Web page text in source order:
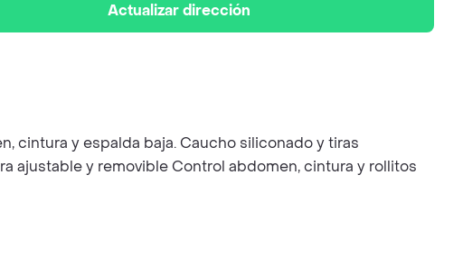
Actualizar dirección
cintura y espalda baja. Caucho siliconado y tiras
ajustable y removible Control abdomen, cintura y rollitos